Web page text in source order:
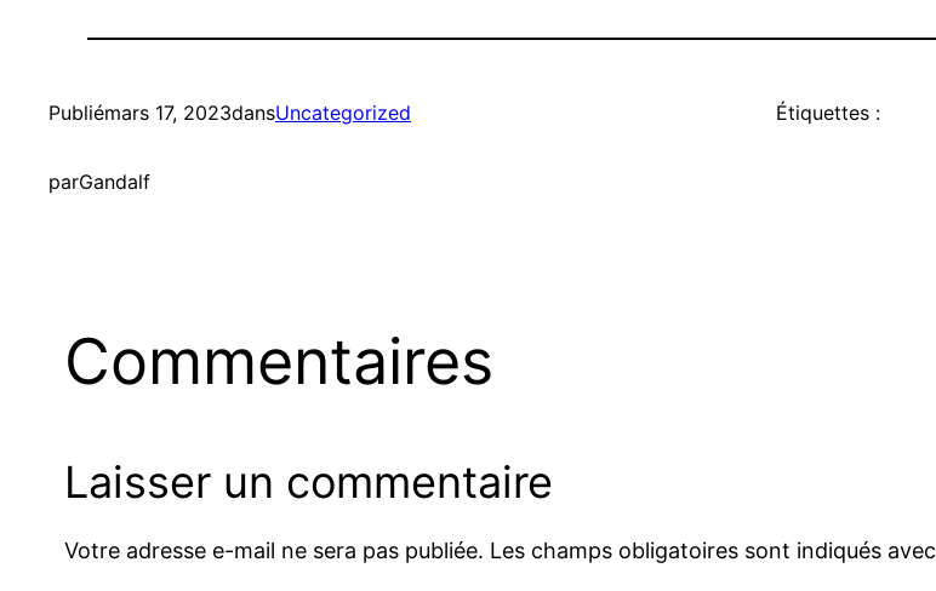
Publiémars 17, 2023dansUncategorized
parGandalf
Étiquettes :
Commentaires
Laisser un commentaire
Votre adresse e-mail ne sera pas publiée. Les champs obligatoires sont indiqués avec